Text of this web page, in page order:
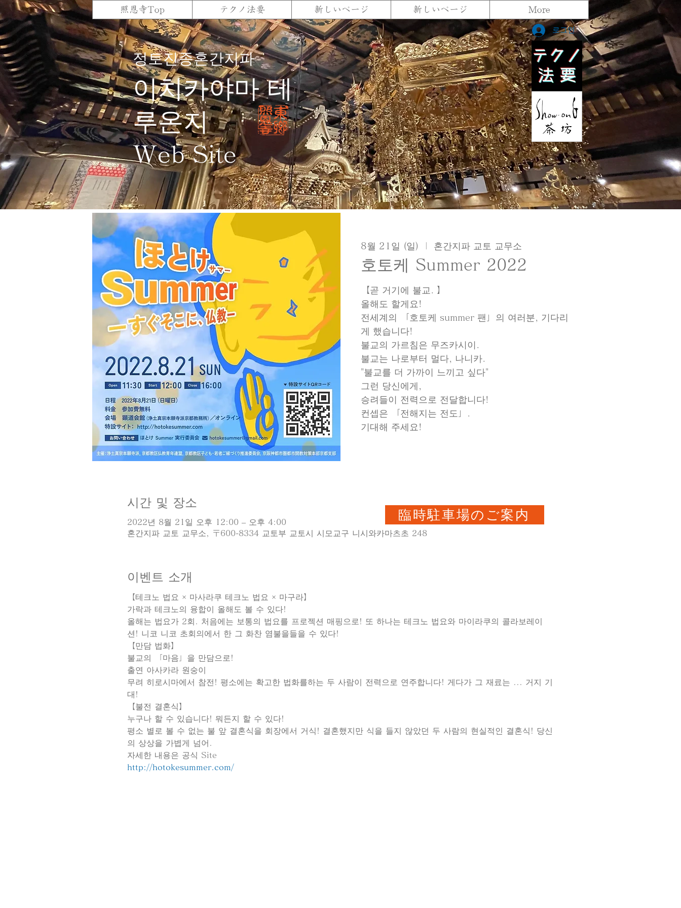
照恩寺Top テクノ法要 新しいページ 新しいページ More
정토진종혼간지파
이치카야마 테
루온지
Web Site
로그인
8월 21일 (일) 혼간지파 교토 교무소
호토케 Summer 2022
【곧 거기에 불교. 】
올해도 할게요!
전세계의 「호토케 summer 팬」의 여러분, 기다리
게 했습니다!
불교의 가르침은 무즈카시이.
불교는 나로부터 멀다, 나니카.
"불교를 더 가까이 느끼고 싶다"
그런 당신에게,
승려들이 전력으로 전달합니다!
컨셉은 「전해지는 전도」.
기대해 주세요!
시간 및 장소
2022년 8월 21일 오후 12:00 – 오후 4:00
혼간지파 교토 교무소, 〒600-8334 교토부 교토시 시모교구 니시와카마츠초 248
이벤트 소개
【테크노 법요 × 마사라쿠 테크노 법요 × 마구라】
가락과 테크노의 융합이 올해도 볼 수 있다!
올해는 법요가 2회. 처음에는 보통의 법요를 프로젝션 매핑으로! 또 하나는 테크노 법요와 마이라쿠의 콜라보레이
션! 니코 니코 초회의에서 한 그 화찬 염불을들을 수 있다!
【만담 법화】
불교의 「마음」을 만담으로!
출연 아사카라 원숭이
무려 히로시마에서 참전! 평소에는 확고한 법화를하는 두 사람이 전력으로 연주합니다! 게다가 그 재료는 ... 거지 기
대!
【불전 결혼식】
누구나 할 수 있습니다! 뭐든지 할 수 있다!
평소 별로 볼 수 없는 불 앞 결혼식을 회장에서 거식! 결혼했지만 식을 들지 않았던 두 사람의 현실적인 결혼식! 당신
의 상상을 가볍게 넘어.
자세한 내용은 공식 Site
http://hotokesummer.com/
臨時駐車場のご案内